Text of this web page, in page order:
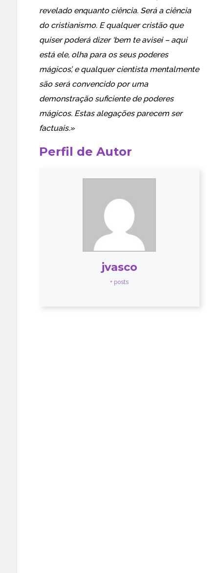
revelado enquanto ciência. Será a ciência
do cristianismo. E qualquer cristão que
quiser poderá dizer ‘bem te avisei – aqui
está ele, olha para os seus poderes
mágicos’, e qualquer cientista mentalmente
são será convencido por uma
demonstração suficiente de poderes
mágicos. Estas alegações parecem ser
factuais.»
Perfil de Autor
jvasco
+ posts